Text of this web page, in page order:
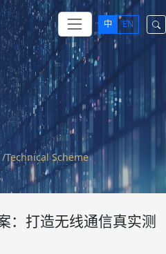
中 EN
/Technical Scheme
：打造无线通信真实测